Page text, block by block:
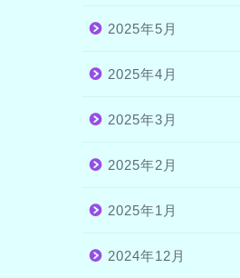
2025年5月
2025年4月
2025年3月
2025年2月
2025年1月
2024年12月